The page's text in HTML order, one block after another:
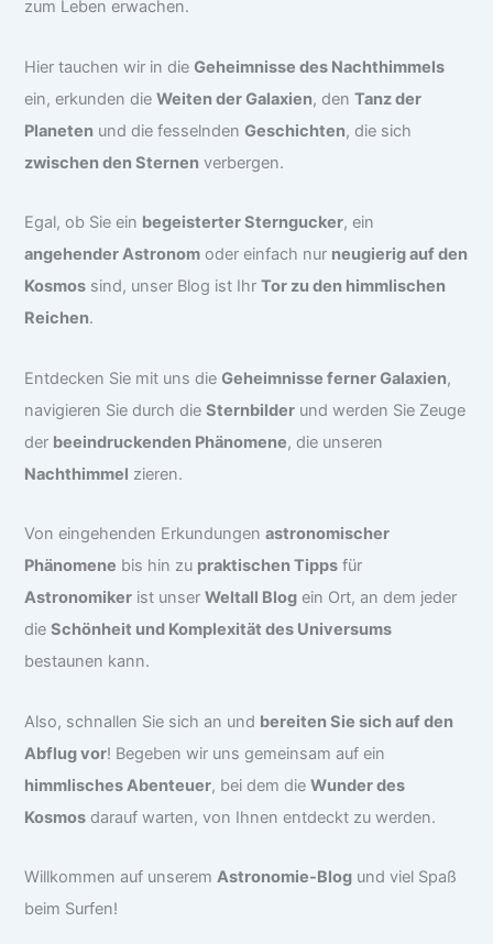
zum Leben erwachen.
Hier tauchen wir in dieGeheimnisse des Nachthimmels
ein, erkunden dieWeiten der Galaxien, denTanz der
Planeten und die fesselndenGeschichten, die sich
zwischen den Sternen verbergen.
Egal, ob Sie ein begeisterter Sterngucker, ein
angehender Astronom oder einfach nur neugierig auf den
Kosmos sind, unser Blog ist IhrTor zu den himmlischen
Reichen.
Entdecken Sie mit uns dieGeheimnisse ferner Galaxien,
navigieren Sie durch dieSternbilder und werden Sie Zeuge
der beeindruckenden Phänomene, die unseren
Nachthimmel zieren.
Von eingehenden Erkundungenastronomischer
Phänomene bis hin zu praktischen Tipps für
Astronomiker ist unserWeltall Blog ein Ort, an dem jeder
dieSchönheit und Komplexität des Universums
bestaunen kann.
Also, schnallen Sie sich an und bereiten Sie sich auf den
Abflug vor! Begeben wir uns gemeinsam auf ein
himmlisches Abenteuer, bei dem dieWunder des
Kosmos darauf warten, von Ihnen entdeckt zu werden.
Willkommen auf unseremAstronomie-Blog und viel Spaß
beim Surfen!